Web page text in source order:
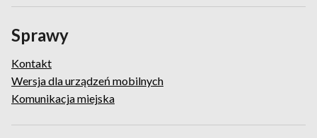
Sprawy
Kontakt
Wersja dla urządzeń mobilnych
Komunikacja miejska